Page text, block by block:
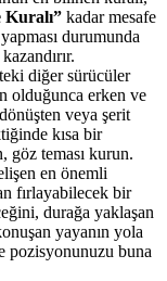
Kuralı” kadar mesafe
durumunda
diğer sürücüler
olduğunca erken ve
veya şerit
kısa bir
göz teması kurun.
en önemli
fırlayabilecek bir
durağa yaklaşan
yayanın yola
pozisyonunuzu buna